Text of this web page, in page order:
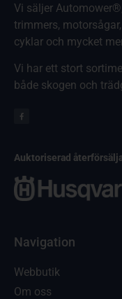
Vi säljer
trimmers,
cyklar och mycket
Vi har ett stort
både skogen och
Auktoriserad
Navigation
Webbutik
Om oss